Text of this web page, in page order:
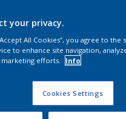
is het niet mogelijk dit
Houd de website in de
om de voorraad aan te
your privacy.
All Cookies”, you agree to
to enhance site navigation,
marketing efforts.
Info
Cookies Settings